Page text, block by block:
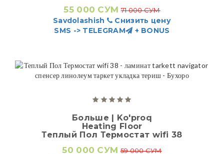
55 000 СУМ 71 000 СУМ
Savdolashish
Снизить цену
SMS -> TELEGRAM
+ BONUS
Больше | Ko'proq
Heating Floor
Теплый Пол Термостат wifi 38
50 000 СУМ 59 000 СУМ